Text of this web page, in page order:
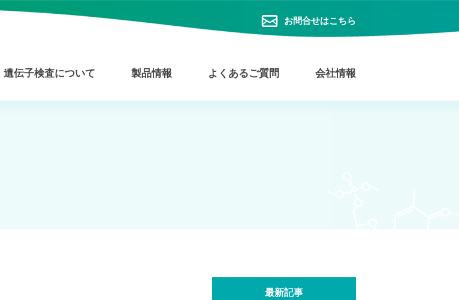
お問合せはこちら
遺伝子検査について 製品情報 よくあるご質問 会社情報
最新記事